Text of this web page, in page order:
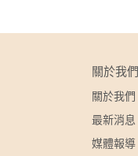
關於我們
關於我們
最新消息
媒體報導